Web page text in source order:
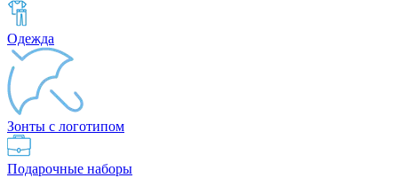
Одежда
Зонты с логотипом
Подарочные наборы